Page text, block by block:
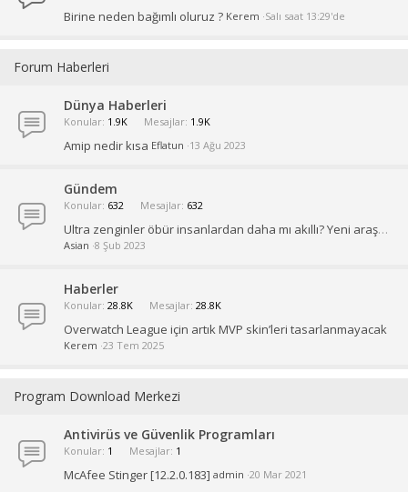
Birine neden bağımlı oluruz ? Kerem Salı saat 13:29'de
Forum Haberleri
Dünya Haberleri
Konular 1.9K Mesajlar 1.9K
Amip nedir kısa Eflatun 13 Ağu 2023
Gündem
Konular 632 Mesajlar 632
Ultra zenginler öbür insanlardan daha mı akıllı? Yeni araştırma tam aksisini söylüyor
Asian 8 Şub 2023
Haberler
Konular 28.8K Mesajlar 28.8K
Overwatch League için artık MVP skin’leri tasarlanmayacak
Kerem 23 Tem 2025
Program Download Merkezi
Antivirüs ve Güvenlik Programları
Konular 1 Mesajlar 1
McAfee Stinger [12.2.0.183] admin 20 Mar 2021